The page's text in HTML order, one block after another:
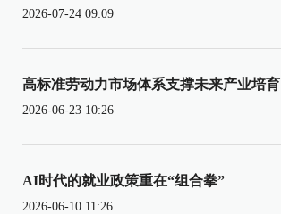
2026-07-24 09:09
高标准劳动力市场体系支撑未来产业培育
2026-06-23 10:26
AI时代的就业政策重在“组合拳”
2026-06-10 11:26